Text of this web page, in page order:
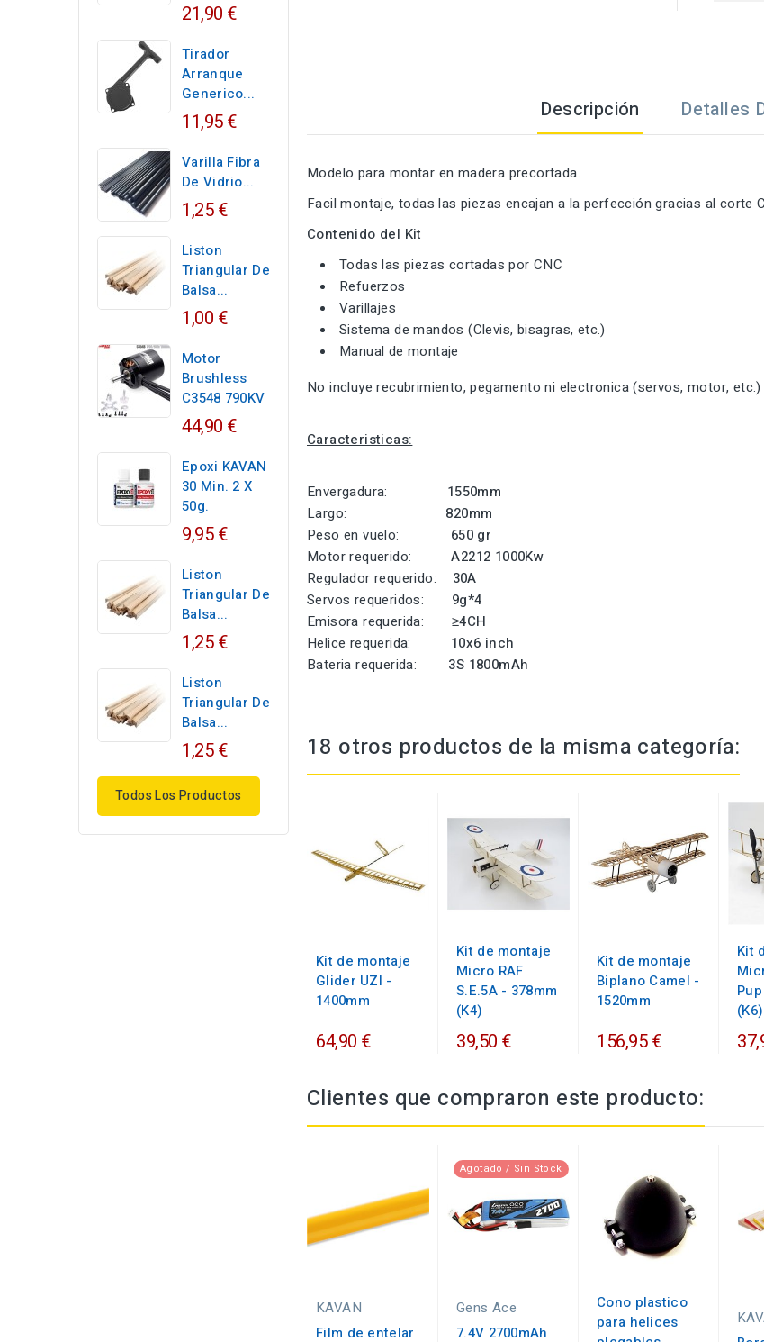
21,90 €
Tirador
Arranque
Generico...
11,95 €
Varilla Fibra
De Vidrio...
1,25 €
Liston
Triangular De
Balsa...
1,00 €
Motor
Brushless
C3548 790KV
44,90 €
Epoxi KAVAN
30 Min. 2 X
50g.
9,95 €
Liston
Triangular De
Balsa...
1,25 €
Liston
Triangular De
Balsa...
1,25 €
Todos Los Productos
Descripción Detalles
Modelo para montar en madera precortada.
Facil montaje, todas las piezas encajan a la perfección gracias al corte
Contenido del Kit
Todas las piezas cortadas por CNC
Refuerzos
Varillajes
Sistema de mandos (Clevis, bisagras, etc.)
Manual de montaje
No incluye recubrimiento, pegamento ni electronica (servos, motor, etc.)
Caracteristicas:
Envergadura: 1550mm
Largo: 820mm
Peso en vuelo: 650 gr
Motor requerido:A2212 1000Kw
Regulador requerido: 30A
Servos requeridos: 9g*4
Emisora requerida: ≥4CH
Helice requerida: 10x6 inch
Bateria requerida: 3S 1800mAh
18 otros productos de la misma categoría:
Kit de montaje
Glider UZI -
1400mm
64,90 €
Kit de montaje
Micro RAF
S.E.5A - 378mm
(K4)
39,50 €
Kit de montaje
Biplano Camel -
1520mm
156,95 €
Kit
(K6)
Clientes que compraron este producto:
KAVAN
Film de entelar
Agotado / Sin Stock
Gens Ace
7.4V 2700mAh
Cono plastico
para helices